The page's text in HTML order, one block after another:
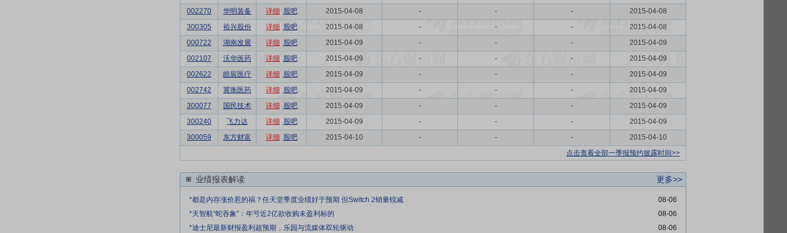
002270
华明装备 详细 股吧 2015-04-08 - - -
2015-04-08
300305
裕兴股份 详细 股吧 2015-04-08 - - -
2015-04-08
000722
湖南发展 详细 股吧 2015-04-09 - - -
2015-04-09
002107
沃华医药 详细 股吧 2015-04-09 - - -
2015-04-09
002622
皓宸医疗 详细 股吧 2015-04-09 - - -
2015-04-09
002742
冀衡医药 详细 股吧 2015-04-09 - - -
2015-04-09
300077
国民技术 详细 股吧 2015-04-09 - - -
2015-04-09
300240
飞力达 详细 股吧 2015-04-09 - - -
2015-04-09
300059
东方财富 详细 股吧 2015-04-10 - - -
2015-04-10
点击查看全部一季报预约披露时间>>
业绩报表解读 更多>>
*都是内存涨价惹的祸？任天堂季度业绩好于预期 但Switch 2销量锐减
08-06
*天智航“蛇吞象”：年亏近2亿欲收购未盈利标的
08-06
*迪士尼最新财报盈利超预期，乐园与流媒体双轮驱动
08-06